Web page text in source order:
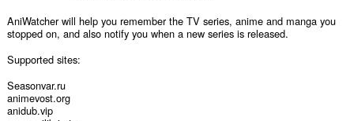
AniWatcher will help you remember the TV series, anime and manga you
stopped on, and also notify you when a new series is released.
Supported sites:
Seasonvar.ru
animevost.org
anidub.vip